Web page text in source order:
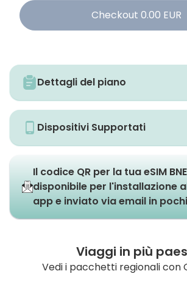
Checkout 0.00 EUR
Dettagli del piano
Dispositivi Supportati
Il codice QR per la tua eSIM
disponibile per l'installazione
app e inviato via email in
Viaggi in più
Vedi i pacchetti regionali con